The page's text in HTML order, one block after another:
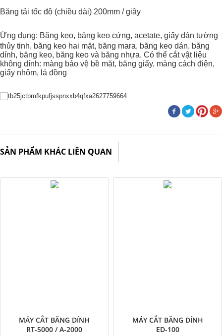
Băng tải tốc độ (chiều dài) 200mm /giây
Ứng dụng: Băng keo, băng keo cứng, acetate, giấy dán tường
thủy tinh, băng keo hai mặt, băng mara, băng keo dán, băng
dính, băng keo, băng keo và băng nhựa. Có thể cắt vật liệu
không dính: màng bảo vệ bề mặt, băng giấy, màng cách điện,
giấy nhôm, lá đồng
SẢN PHẨM KHÁC LIÊN QUAN
MÁY CẮT BĂNG DÍNH
RT-5000 / A-2000
MÁY CẮT BĂNG DÍNH
ED-100